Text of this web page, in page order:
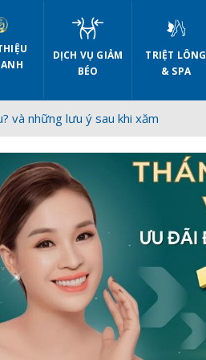
DỊCH VỤ GIẢM
BÉO
TRIỆT LÔNG
& SPA
và những lưu ý sau khi xăm